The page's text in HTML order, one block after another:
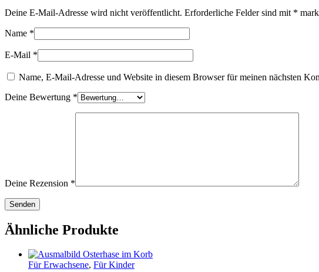
Deine E-Mail-Adresse wird nicht veröffentlicht. Erforderliche Felder sind mit *
Name *
E-Mail *
Name, E-Mail-Adresse und Website in diesem Browser für meinen nächsten
Deine Bewertung *
Deine Rezension *
Ähnliche Produkte
Für Erwachsene, Für Kinder